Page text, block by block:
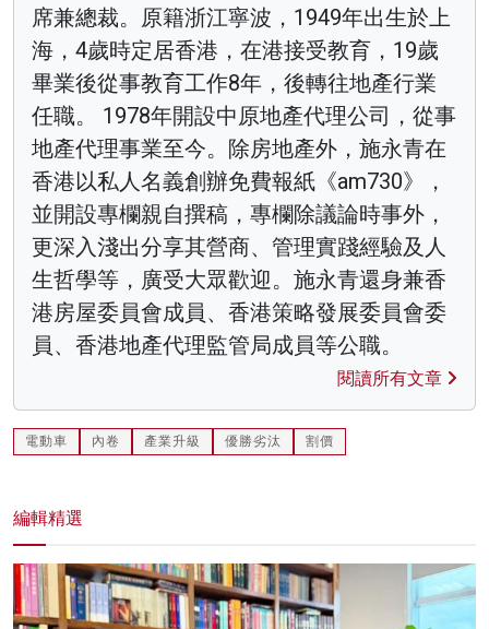
席兼總裁。原籍浙江寧波，1949年出生於上
海，4歲時定居香港，在港接受教育，19歲
畢業後從事教育工作8年，後轉往地產行業
任職。 1978年開設中原地產代理公司，從事
地產代理事業至今。除房地產外，施永青在
香港以私人名義創辦免費報紙《am730》，
並開設專欄親自撰稿，專欄除議論時事外，
更深入淺出分享其營商、管理實踐經驗及人
生哲學等，廣受大眾歡迎。施永青還身兼香
港房屋委員會成員、香港策略發展委員會委
員、香港地產代理監管局成員等公職。
閱讀所有文章
電動車 內卷 產業升級 優勝劣汰 割價
編輯精選